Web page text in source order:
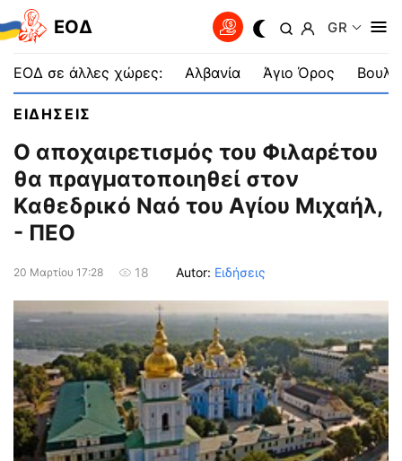
EOΔ GR
ΕΟΔ σε άλλες χώρες: Αλβανία Άγιο Όρος
ΕΙΔΗΣΕΙΣ
Ο αποχαιρετισμός του Φιλαρέτου
θα πραγματοποιηθεί στον
Καθεδρικό Ναό του Αγίου Μιχαήλ,
- ΠΕΟ
20 Μαρτίου 17:28 18 Autor: Ειδήσεις